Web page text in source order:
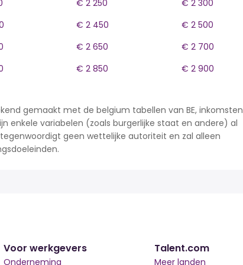
€ 2 250
€ 2 300
€ 2 450
€ 2 500
€ 2 650
€ 2 700
€ 2 850 € 2 900
gemaakt met de belgium tabellen van BE, inkomsten
enkele variabelen (zoals burgerlijke staat en andere) al
geen wettelijke autoriteit en zal alleen
Voor werkgevers
Onderneming
Talent.com
Meer landen